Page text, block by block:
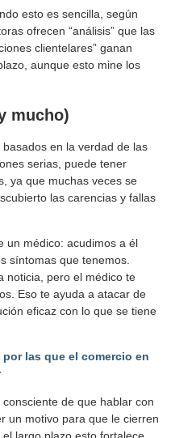
esto es sencilla, según
ofrecen “análisis” que las
clientelares” ganan
aunque esto mine los
mucho)
en la verdad de las
serias, puede tener
ya que muchas veces se
las carencias y fallas
un médico: acudimos a él
síntomas que tenemos.
noticia, pero el médico te
Eso te ayuda a atacar de
eficaz con lo que se tiene
por las que el comercio en
de que hablar con
un motivo para que le cierren